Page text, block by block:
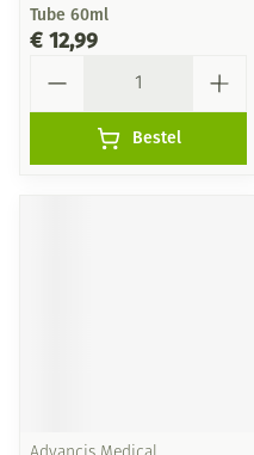
Tube 60ml
€ 12,99
Bestel